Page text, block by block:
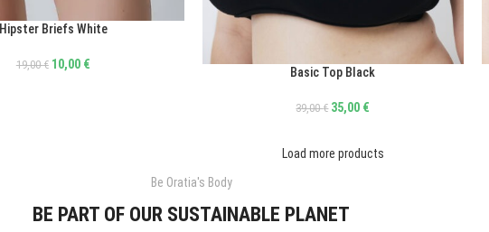
Hipster Briefs White
19,00€ 10,00 €
Basic Top Black
39,00€ 35,00 €
Load more products
Be Oratia's Body
BE PART OF OUR SUSTAINABLE PLANET